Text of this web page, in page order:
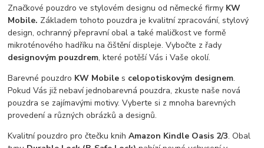
Značkové pouzdro ve stylovém designu od německé firmy KW
Mobile. Základem tohoto pouzdra je kvalitní zpracování, stylový
design, ochranný přepravní obal a také maličkost ve formě
mikroténového hadříku na čištění displeje. Vybočte z řady
designovým pouzdrem, které potěší Vás i Vaše okolí.
Barevné pouzdro KW Mobile s celopotiskovým designem.
Pokud Vás již nebaví jednobarevná pouzdra, zkuste naše nová
pouzdra se zajímavými motivy. Vyberte si z mnoha barevných
provedení a různých obrázků a designů.
Kvalitní pouzdro pro čtečku knihAmazon Kindle Oasis 2/3. Obal